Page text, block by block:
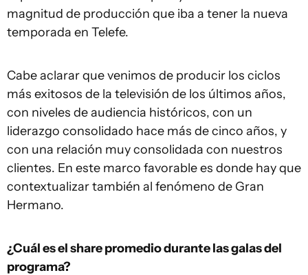
magnitud de producción que iba a tener la nueva
temporada en Telefe.
Cabe aclarar que venimos de producir los ciclos
más exitosos de la televisión de los últimos años,
con niveles de audiencia históricos, con un
liderazgo consolidado hace más de cinco años, y
con una relación muy consolidada con nuestros
clientes. En este marco favorable es donde hay que
contextualizar también al fenómeno de Gran
Hermano.
¿Cuál es el share promedio durante las galas del
programa?